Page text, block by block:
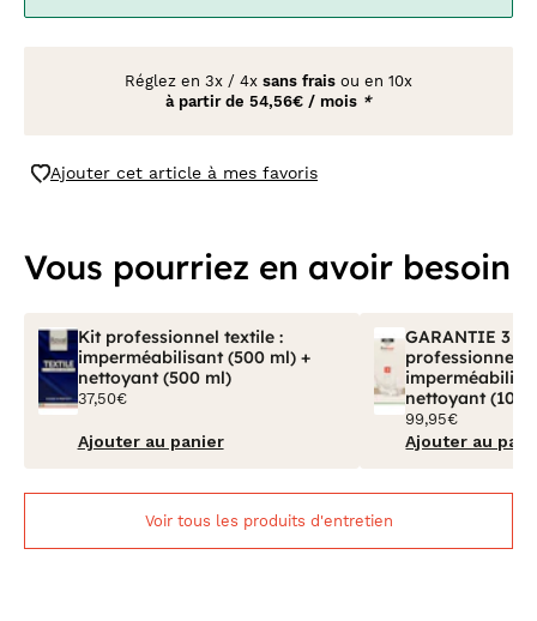
Réglez en 3x / 4x sans frais ou en 10x
à partir de 54,56€ / mois *
Ajouter cet article à mes favoris
Vous pourriez en avoir besoin
Kit professionnel textile :
imperméabilisant (500 ml) +
nettoyant (500 ml)
37,50€
Ajouter au panier
GARANTIE 3
professionnel
nettoyant (100
99,95€
Ajouter au
Voir tous les produits d'entretien